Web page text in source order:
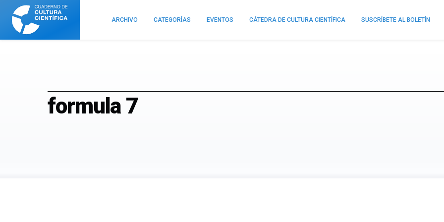
Cuaderno
Cultura
Científica
ARCHIVO CATEGORÍAS EVENTOS CÁTEDRA DE CULTURA CIENTÍFICA SUSCRÍBETE AL BOLETÍN
formula 7